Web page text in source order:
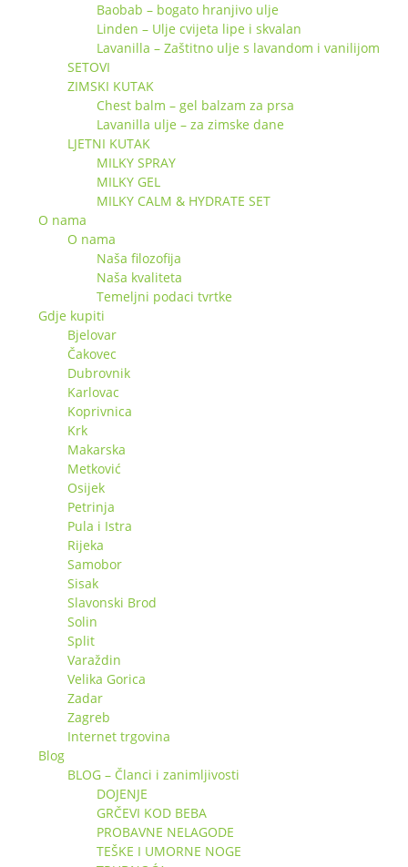
Baobab – bogato hranjivo ulje
Linden – Ulje cvijeta lipe i skvalan
Lavanilla – Zaštitno ulje s lavandom i vanilijom
SETOVI
ZIMSKI KUTAK
Chest balm – gel balzam za prsa
Lavanilla ulje – za zimske dane
LJETNI KUTAK
MILKY SPRAY
MILKY GEL
MILKY CALM & HYDRATE SET
O nama
O nama
Naša filozofija
Naša kvaliteta
Temeljni podaci tvrtke
Gdje kupiti
Bjelovar
Čakovec
Dubrovnik
Karlovac
Koprivnica
Krk
Makarska
Metković
Osijek
Petrinja
Pula i Istra
Rijeka
Samobor
Sisak
Slavonski Brod
Solin
Split
Varaždin
Velika Gorica
Zadar
Zagreb
Internet trgovina
Blog
BLOG – Članci i zanimljivosti
DOJENJE
GRČEVI KOD BEBA
PROBAVNE NELAGODE
TEŠKE I UMORNE NOGE